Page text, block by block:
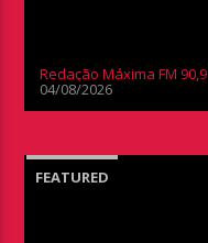
Redação Máxima FM 90,9
04/08/2026
FEATURED